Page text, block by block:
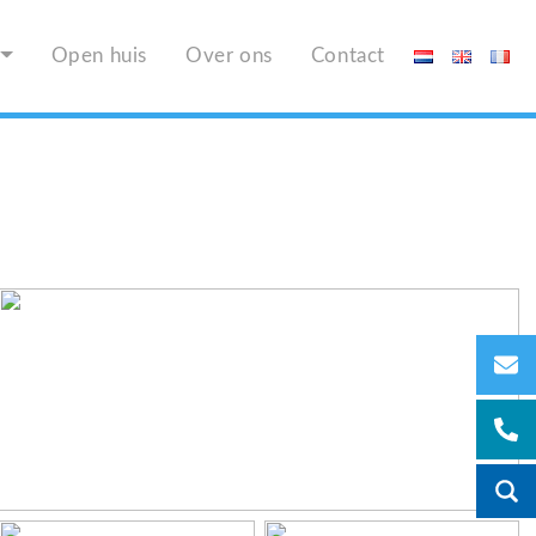
Open huis Over ons Contact